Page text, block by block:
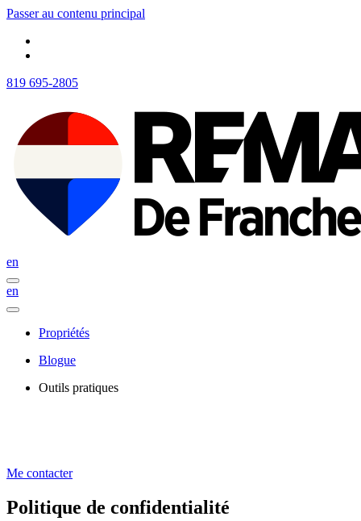
Passer au contenu principal
819 695-2805
en
en
Propriétés
Blogue
Outils pratiques
Me contacter
Politique de confidentialité